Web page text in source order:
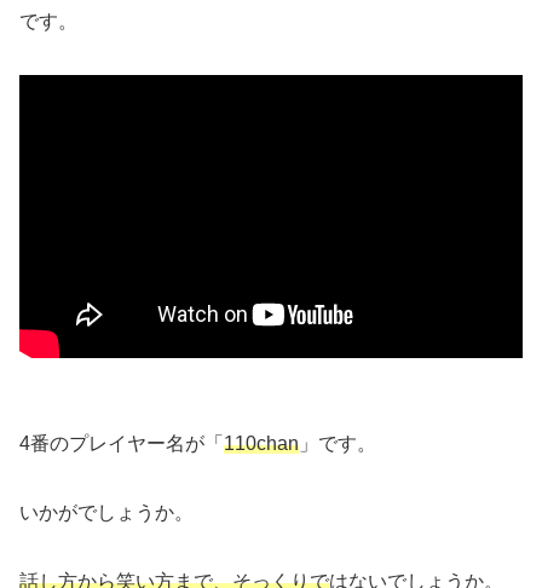
です。
4番のプレイヤー名が「 110chan 」です。
いかがでしょうか。
話し方から笑い方まで、そっくりではないでしょうか。